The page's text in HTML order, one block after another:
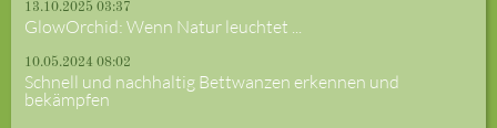
13.10.2025 03:37
GlowOrchid: Wenn Natur leuchtet ...
10.05.2024 08:02
Schnell und nachhaltig Bettwanzen erkennen und
bekämpfen